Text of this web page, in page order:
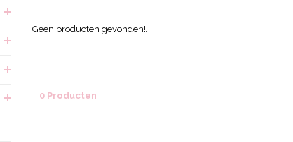
Geen producten gevonden!...
0 Producten